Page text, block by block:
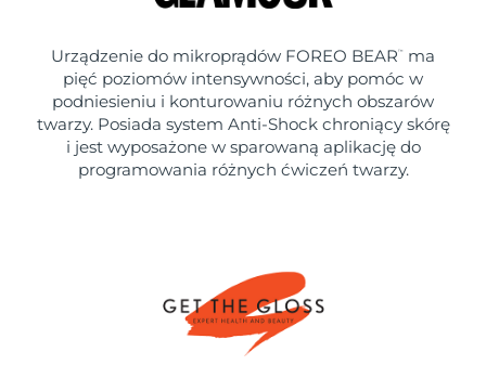
Urządzenie do mikroprądów FOREO BEAR ™
ma
pięć poziomów intensywności, aby pomóc w
podniesieniu i konturowaniu różnych obszarów
twarzy. Posiada system Anti-Shock chroniący skórę
i jest wyposażone w sparowaną aplikację do
programowania różnych ćwiczeń twarzy.